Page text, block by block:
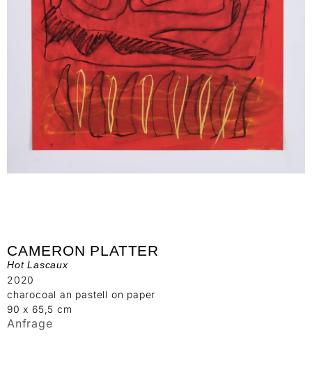
CAMERON PLATTER
Hot Lascaux
2020
charocoal an pastell on paper
90 x 65,5 cm
Anfrage